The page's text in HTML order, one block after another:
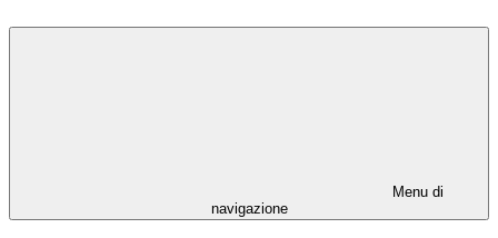
Menu di
navigazione